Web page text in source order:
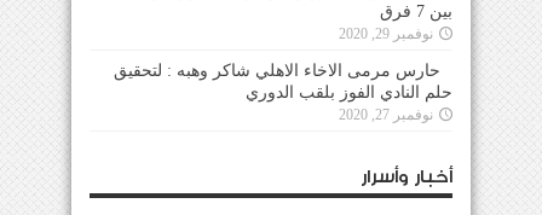
بين 7 فرق
نوفمبر 29, 2020
حارس مرمى الاخاء الاهلي شاكر وهبه : لتحقيق
حلم النادي الفوز بلقب الدوري
نوفمبر 27, 2020
أخبار وأسرار